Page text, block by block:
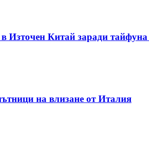
Източен Китай заради
на влизане от Италия